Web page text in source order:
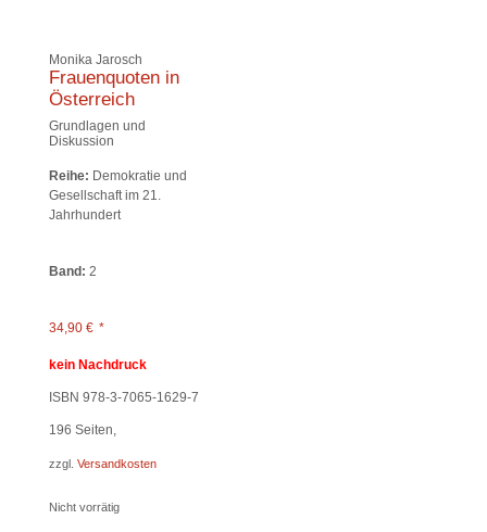
Monika Jarosch
Frauenquoten in
Österreich
Grundlagen und
Diskussion
Reihe: Demokratie und
Gesellschaft im 21.
Jahrhundert
Band: 2
34,90 € *
kein Nachdruck
ISBN 978-3-7065-1629-7
196 Seiten,
zzgl. Versandkosten
Nicht vorrätig